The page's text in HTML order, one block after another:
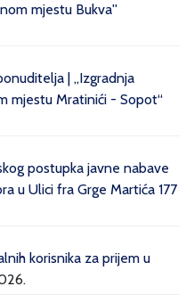
mjestu Bukva''
| „Izgradnja
mjestu Mratinići - Sopot“
postupka javne nabave
u Ulici fra Grge Martića 177
korisnika za prijem u